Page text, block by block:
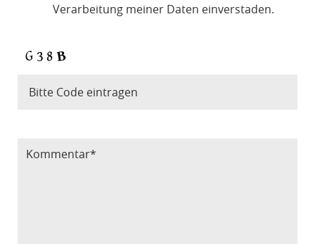
Verarbeitung meiner Daten einverstaden.